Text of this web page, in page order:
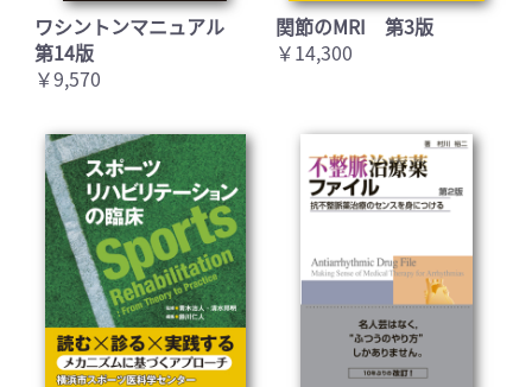
ワシントンマニュアル
第14版
￥9,570
関節のMRI 第3版
￥14,300